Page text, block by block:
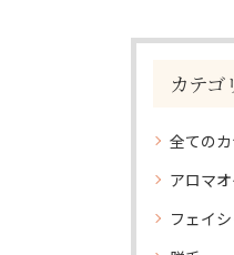
カテゴ
全ての
アロマ
フェイ